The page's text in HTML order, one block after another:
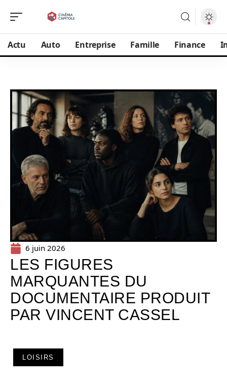
Actu Auto Entreprise Famille Finance
6 juin 2026
LES FIGURES
MARQUANTES DU
DOCUMENTAIRE PRODUIT
PAR VINCENT CASSEL
LOISIRS